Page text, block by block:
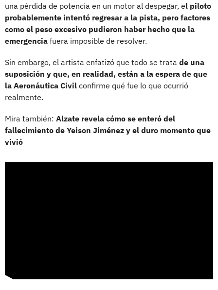
una pérdida de potencia en un motor al despegar, el piloto
probablemente intentó regresar a la pista, pero factores
como el peso excesivo pudieron haber hecho que la
emergencia fuera imposible de resolver.
Sin embargo, el artista enfatizó que todo se trata de una
suposición y que, en realidad, están a la espera de que
la Aeronáutica Civil confirme qué fue lo que ocurrió
realmente.
Mira también: Alzate revela cómo se enteró del
fallecimiento de Yeison Jiménez y el duro momento que
vivió